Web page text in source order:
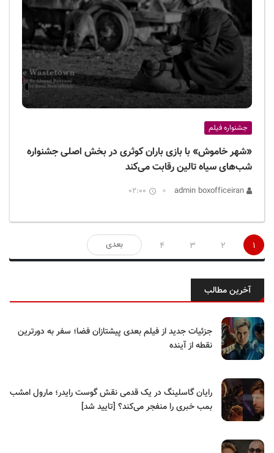
جشنواره فیلم
«شهر خاموش» با بازی باران کوثری در بخش اصلی جشنواره
شب‌های سیاه تالین رقابت می‌کند
02:00
صفحه‌بندی
نوشته‌ها
1
2
3
4 بعدی
آخرین مطالب
جزئیات جدید از فیلم بعدی پیشتازان فضا؛ سفر به دورترین
نقطه از آینده
رایان گاسلینگ در یک قدمی نقش گوست رایدر؛ مارول امشب
بمب خبری را منفجر می‌کند؟ [تایید شد]